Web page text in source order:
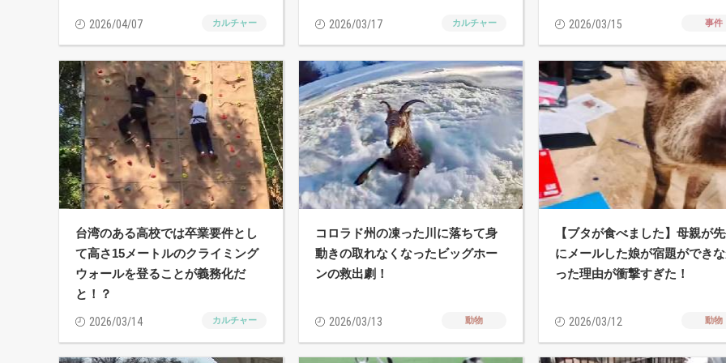
2026/04/07 カルチャー 2026/03/17 カルチャー 2026/03/15 事件
台湾のある高校では卒業要件とし
て高さ15メートルのクライミング
ウォールを登ることが義務化だ
と！？
2026/03/14 カルチャー
コロラド州の凍った川に落ちて身
動きの取れなくなったビッグホー
ンの救出劇！
2026/03/13 動物
【ブタが食べました】母親が
にメールした娘が宿題ができ
った理由が衝撃すぎた！
2026/03/12 動物